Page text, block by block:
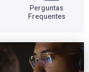
Perguntas
Frequentes​